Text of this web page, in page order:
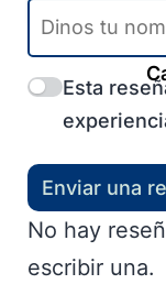
Esta
Enviar una
No hay
escribir una.